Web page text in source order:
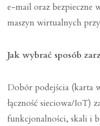
e-mail oraz bezpieczne
maszyn wirtualnych
Jak wybrać sposób
Dobór podejścia (karta
łączność sieciowa/IoT)
funkcjonalności, skali i